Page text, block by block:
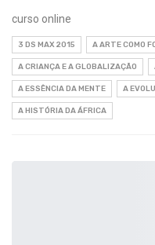
curso online
3 DS MAX 2015 A ARTE COMO
A CRIANÇA E A GLOBALIZAÇÃO
A ESSÊNCIA DA MENTE A
A HISTÓRIA DA ÁFRICA